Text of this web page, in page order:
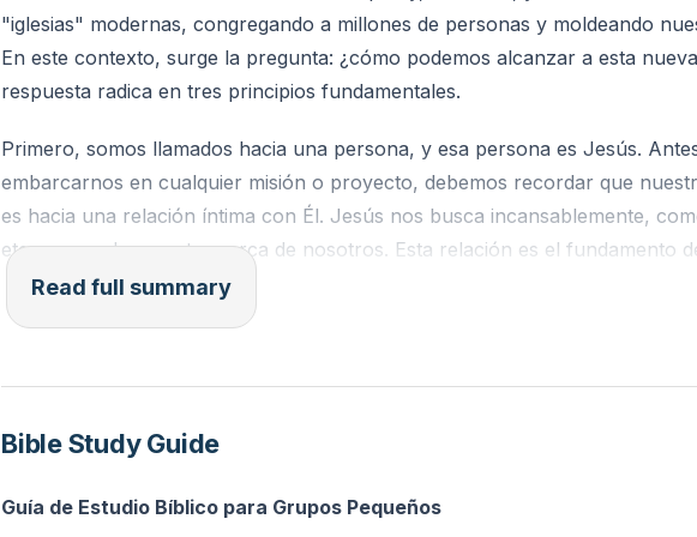
"iglesias" modernas, congregando a millones de personas y moldeando
En este contexto, surge la pregunta: ¿cómo podemos alcanzar a esta
respuesta radica en tres principios fundamentales.
Primero, somos llamados hacia una persona, y esa persona es Jesús.
embarcarnos en cualquier misión o proyecto, debemos recordar que
es hacia una relación íntima con Él. Jesús nos busca incansablemente,
eterno que desea estar cerca de nosotros. Esta relación es el fundamento
hacemos y debe ser nuestra prioridad antes de intentar impactar al mundo.
el estándar de excelencia en todo lo que hacemos. La cultura que creamos
Reino de Dios.
Read full summary
Bible Study Guide
Guía de Estudio Bíblico para Grupos Pequeños